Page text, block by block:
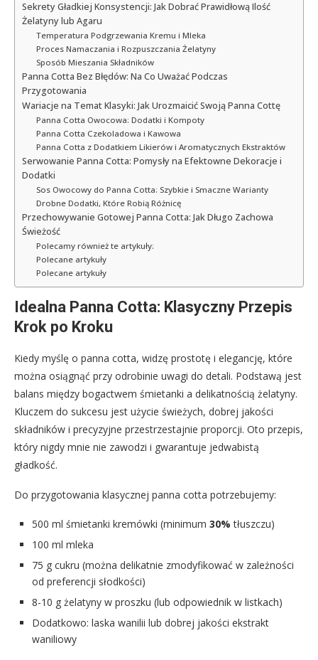
Sekrety Gładkiej Konsystencji: Jak Dobrać Prawidłową Ilość
Żelatyny lub Agaru
Temperatura Podgrzewania Kremu i Mleka
Proces Namaczania i Rozpuszczania Żelatyny
Sposób Mieszania Składników
Panna Cotta Bez Błędów: Na Co Uważać Podczas
Przygotowania
Wariacje na Temat Klasyki: Jak Urozmaicić Swoją Panna Cottę
Panna Cotta Owocowa: Dodatki i Kompoty
Panna Cotta Czekoladowa i Kawowa
Panna Cotta z Dodatkiem Likierów i Aromatycznych Ekstraktów
Serwowanie Panna Cotta: Pomysły na Efektowne Dekoracje i
Dodatki
Sos Owocowy do Panna Cotta: Szybkie i Smaczne Warianty
Drobne Dodatki, Które Robią Różnicę
Przechowywanie Gotowej Panna Cotta: Jak Długo Zachowa
Świeżość
Polecamy również te artykuły:
Polecane artykuły
Polecane artykuły
Idealna Panna Cotta: Klasyczny Przepis
Krok po Kroku
Kiedy myślę o panna cotta, widzę prostotę i elegancję, które
można osiągnąć przy odrobinie uwagi do detali. Podstawą jest
balans między bogactwem śmietanki a delikatnością żelatyny.
Kluczem do sukcesu jest użycie świeżych, dobrej jakości
składników i precyzyjne przestrzestajnie proporcji. Oto przepis,
który nigdy mnie nie zawodzi i gwarantuje jedwabistą
gładkość.
Do przygotowania klasycznej panna cotta potrzebujemy:
500 ml śmietanki kremówki (minimum 30% tłuszczu)
100 ml mleka
75 g cukru (można delikatnie zmodyfikować w zależności
od preferencji słodkości)
8-10 g żelatyny w proszku (lub odpowiednik w listkach)
Dodatkowo: laska wanilii lub dobrej jakości ekstrakt
waniliowy